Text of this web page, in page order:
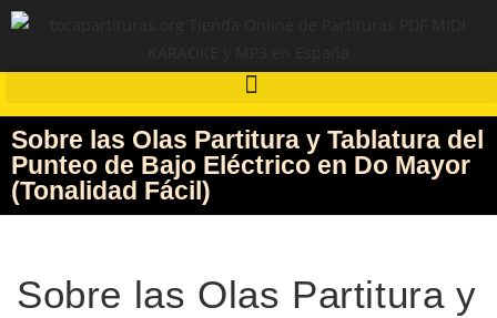
Sobre las Olas Partitura y Tablatura del
Punteo de Bajo Eléctrico en Do Mayor
(Tonalidad Fácil)
Sobre las Olas Partitura y